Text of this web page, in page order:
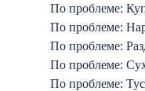
По проблеме:
По проблеме:
По проблеме:
По проблеме:
По проблеме: